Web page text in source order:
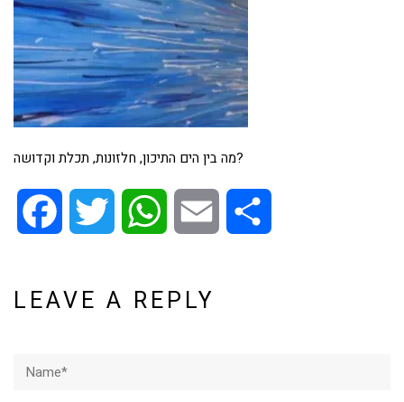
מה בין הים התיכון, חלזונות, תכלת וקדושה?
Facebook Twitter WhatsApp Email
LEAVE A REPLY